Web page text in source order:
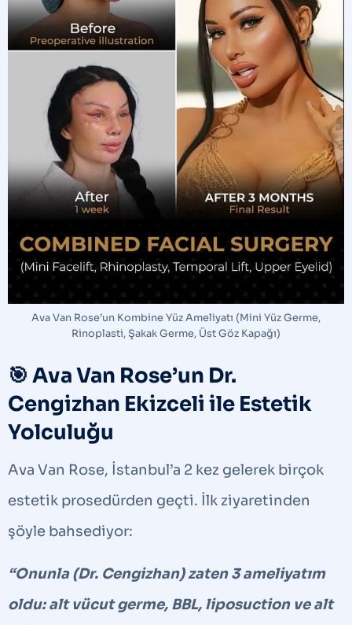
Ava Van Rose’un Kombine Yüz Ameliyatı (Mini Yüz Germe,
Rinoplasti, Şakak Germe, Üst Göz Kapağı)
🎯 Ava Van Rose’un Dr.
Cengizhan Ekizceli ile Estetik
Yolculuğu
Ava Van Rose, İstanbul’a 2 kez gelerek birçok
estetik prosedürden geçti. İlk ziyaretinden
şöyle bahsediyor:
“Onunla (Dr. Cengizhan) zaten 3 ameliyatım
oldu: alt vücut germe, BBL, liposuction ve alt